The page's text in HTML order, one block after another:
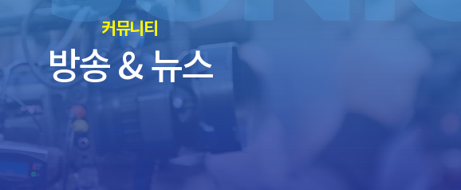
​커뮤니티
방송 & 뉴스